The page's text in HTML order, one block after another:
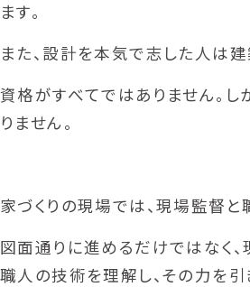
ます。
また、設計を本気で志した人は
資格がすべてではありません。
りません。
家づくりの現場では、現場監督
図面通りに進めるだけではなく
職人の技術を理解し、その力を引